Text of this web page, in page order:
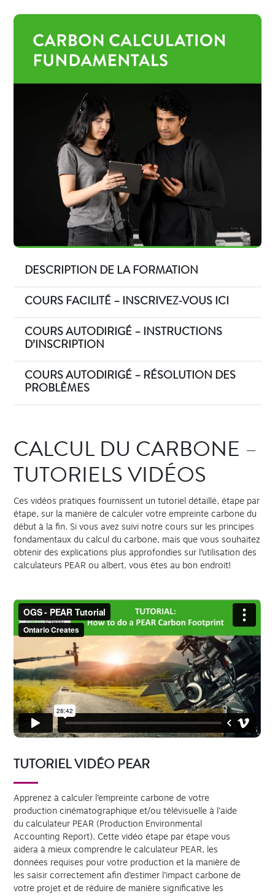
DESCRIPTION DE LA FORMATION
COURS FACILITÉ – INSCRIVEZ-VOUS ICI
COURS AUTODIRIGÉ – INSTRUCTIONS
D’INSCRIPTION
COURS AUTODIRIGÉ – RÉSOLUTION DES
PROBLÈMES
CALCUL DU CARBONE –
TUTORIELS VIDÉOS
Ces vidéos pratiques fournissent un tutoriel détaillé, étape par
étape, sur la manière de calculer votre empreinte carbone du
début à la fin. Si vous avez suivi notre cours sur les principes
fondamentaux du calcul du carbone, mais que vous souhaitez
obtenir des explications plus approfondies sur l’utilisation des
calculateurs PEAR ou albert, vous êtes au bon endroit!
TUTORIEL VIDÉO PEAR
Apprenez à calculer l’empreinte carbone de votre
production cinématographique et/ou télévisuelle à l’aide
du calculateur PEAR (Production Environmental
Accounting Report). Cette vidéo étape par étape vous
aidera à mieux comprendre le calculateur PEAR, les
données requises pour votre production et la manière de
les saisir correctement afin d’estimer l’impact carbone de
votre projet et de réduire de manière significative les